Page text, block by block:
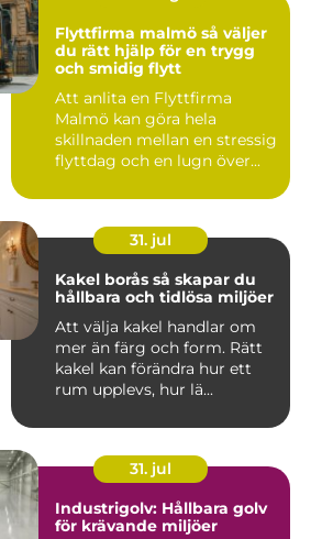
Flyttfirma malmö så väljer
du rätt hjälp för en trygg
och smidig flytt
Att anlita en Flyttfirma
Malmö kan göra hela
skillnaden mellan en stressig
flyttdag och en lugn över...
31. jul
Kakel borås så skapar du
hållbara och tidlösa miljöer
Att välja kakel handlar om
mer än färg och form. Rätt
kakel kan förändra hur ett
rum upplevs, hur lä...
31. jul
Industrigolv: Hållbara golv
för krävande miljöer